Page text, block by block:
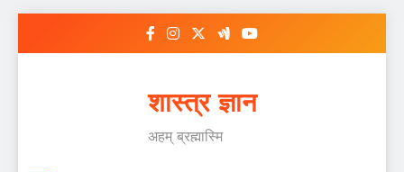
शास्त्र ज्ञान
अहम् ब्रह्मास्मि